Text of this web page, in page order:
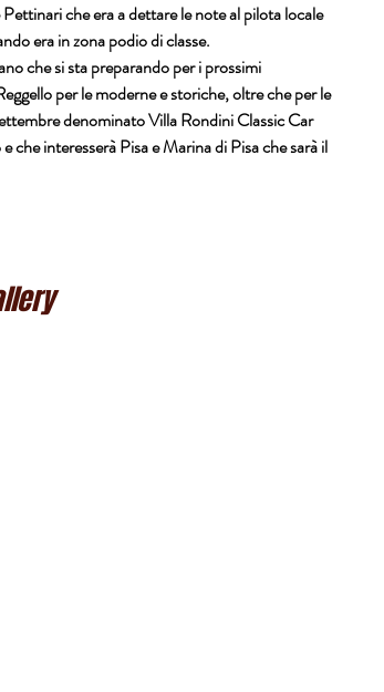
che era a dettare le note al pilota locale
era in zona podio di classe.
che si sta preparando per i prossimi
per le moderne e storiche, oltre che per le
denominato Villa Rondini Classic Car
interesserà Pisa e Marina di Pisa che sarà il